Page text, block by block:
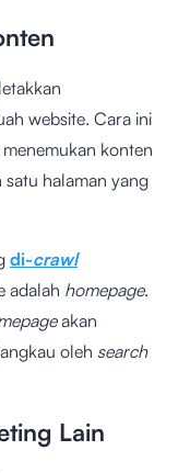
website. Cara ini
konten
halaman yang
di-crawl
adalah homepage.
akan
oleh search
Lain